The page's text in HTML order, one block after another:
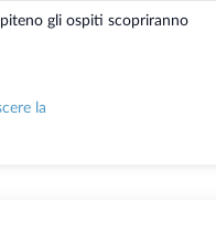
gli ospiti scopriranno
la